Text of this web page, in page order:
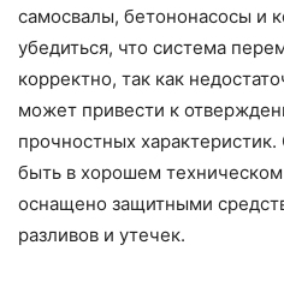
самосвалы, бетононасосы и
убедиться, что система
корректно, так как
может привести к
прочностных
быть в хорошем
оснащено защитными
разливов и утечек.